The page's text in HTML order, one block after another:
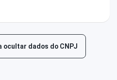
ocultar dados do CNPJ